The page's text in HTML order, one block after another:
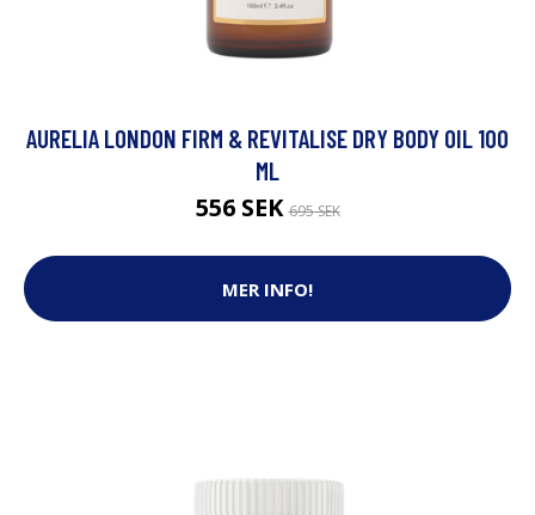
AURELIA LONDON FIRM & REVITALISE DRY BODY OIL 100
ML
556 SEK695 SEK
MER INFO!